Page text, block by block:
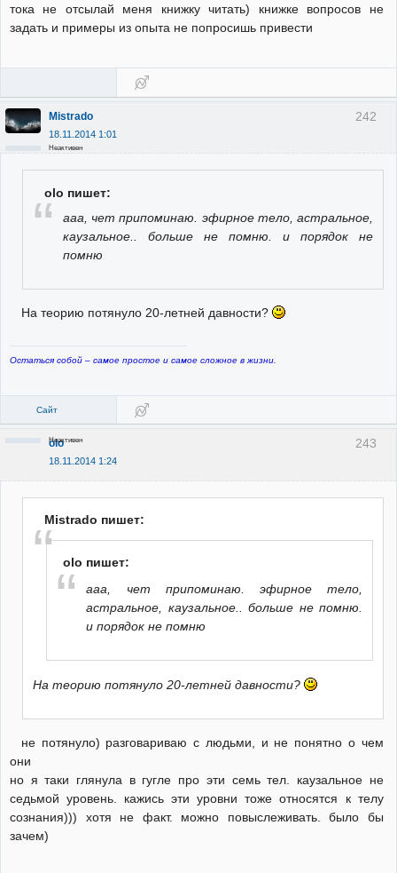
тока не отсылай меня книжку читать) книжке вопросов не
задать и примеры из опыта не попросишь привести
242
Mistrado
18.11.2014 1:01
Неактивен
olo пишет:
ааа, чет припоминаю. эфирное тело, астральное,
каузальное.. больше не помню. и порядок не
помню
На теорию потянуло 20-летней давности?
Остаться собой – самое простое и самое сложное в жизни.
Сайт
243
olo
18.11.2014 1:24
Неактивен
Mistrado пишет:
olo пишет:
ааа, чет припоминаю. эфирное тело,
астральное, каузальное.. больше не помню.
и порядок не помню
На теорию потянуло 20-летней давности?
не потянуло) разговариваю с людьми, и не понятно о чем
они
но я таки глянула в гугле про эти семь тел. каузальное не
седьмой уровень. кажись эти уровни тоже относятся к телу
сознания))) хотя не факт. можно повыслеживать. было бы
зачем)